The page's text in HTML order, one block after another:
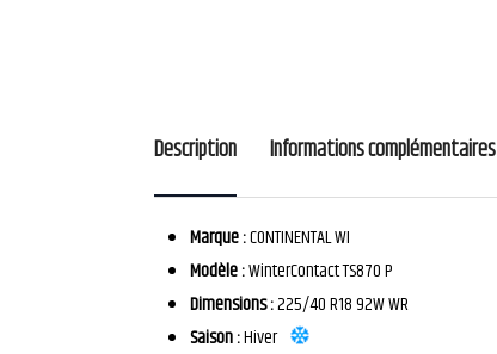
Description Informations complémentaires
Marque :CONTINENTAL WI
Modèle :WinterContact TS870 P
Dimensions :225/40 R18 92W WR
Saison :Hiver